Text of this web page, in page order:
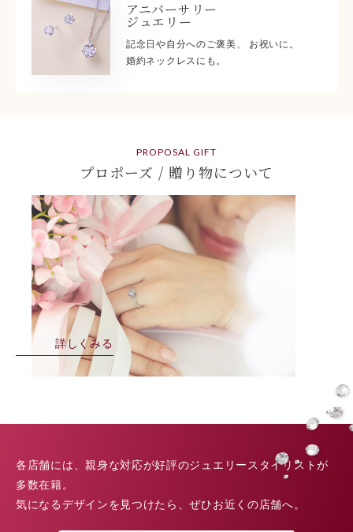
アニバーサリー
ジュエリー
記念日や自分へのご褒美、 お祝いに。
婚約ネックレスにも。
PROPOSAL GIFT
プロポーズ / 贈り物について
詳しくみる
各店舗には、親身な対応が好評のジュエリースタイリストが
多数在籍。
気になるデザインを見つけたら、ぜひお近くの店舗へ。